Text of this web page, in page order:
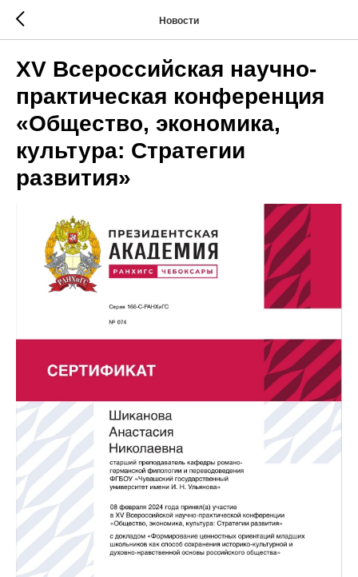
Новости
XV Всероссийская научно-
практическая конференция
«Общество, экономика,
культура: Стратегии
развития»